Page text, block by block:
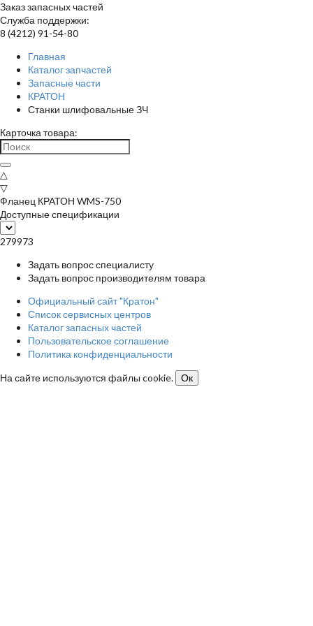
Заказ запасных частей
Служба поддержки:
8 (4212) 91-54-80
Главная
Каталог запчастей
Запасные части
КРАТОН
Станки шлифовальные ЗЧ
Карточка товара:
△
▽
Фланец КРАТОН WMS-750
Доступные спецификации
279973
Задать вопрос специалисту
Задать вопрос производителям товара
Официальный сайт "Кратон"
Список сервисных центров
Каталог запасных частей
Пользовательское соглашение
Политика конфиденциальности
На сайте используются файлы cookie.
Ок